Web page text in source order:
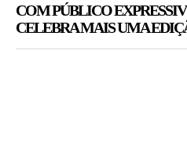
COM PÚBLICO
CELEBRA MAIS UMA